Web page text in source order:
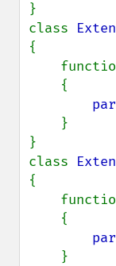
}
class
{
}
class
{